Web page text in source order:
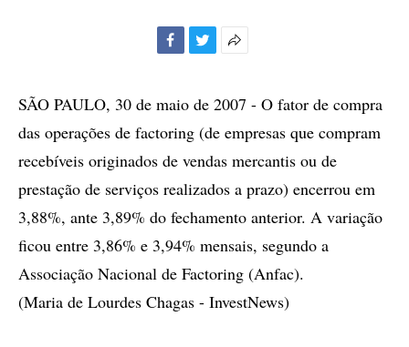
compartilhamento
SÃO PAULO, 30 de maio de 2007 - O fator de compra
das operações de factoring (de empresas que compram
recebíveis originados de vendas mercantis ou de
prestação de serviços realizados a prazo) encerrou em
3,88%, ante 3,89% do fechamento anterior. A variação
ficou entre 3,86% e 3,94% mensais, segundo a
Associação Nacional de Factoring (Anfac).
(Maria de Lourdes Chagas - InvestNews)